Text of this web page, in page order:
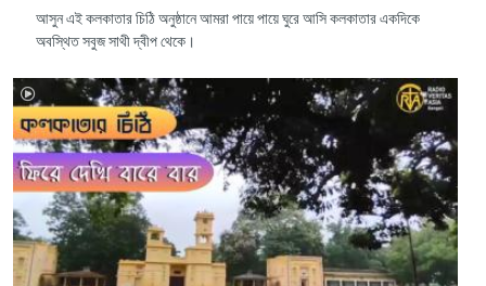
আসুন এই কলকাতার চিঠি অনুষ্ঠানে আমরা পায়ে পায়ে ঘুরে আসি কলকাতার একদিকে
অবস্থিত সবুজ সাথী দ্বীপ থেকে।